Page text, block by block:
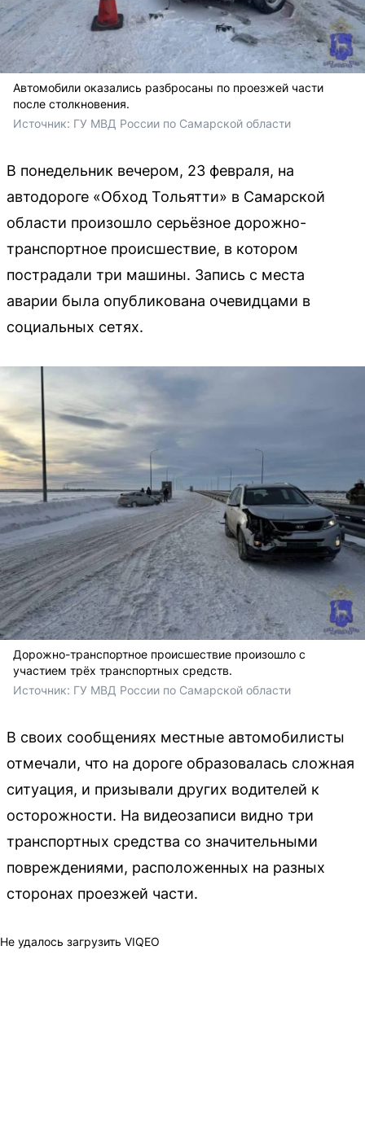
Автомобили оказались разбросаны по проезжей части
после столкновения.
Источник: ГУ МВД России по Самарской области
В понедельник вечером, 23 февраля, на
автодороге «Обход Тольятти» в Самарской
области произошло серьёзное дорожно-
транспортное происшествие, в котором
пострадали три машины. Запись с места
аварии была опубликована очевидцами в
социальных сетях.
Дорожно-транспортное происшествие произошло с
участием трёх транспортных средств.
Источник: ГУ МВД России по Самарской области
В своих сообщениях местные автомобилисты
отмечали, что на дороге образовалась сложная
ситуация, и призывали других водителей к
осторожности. На видеозаписи видно три
транспортных средства со значительными
повреждениями, расположенных на разных
сторонах проезжей части.
Не удалось загрузить VIQEO